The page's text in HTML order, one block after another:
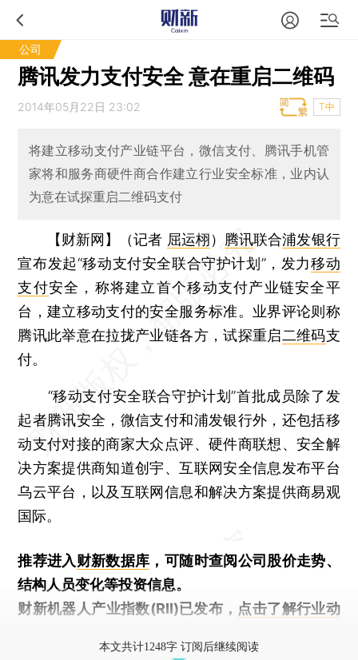
公司
腾讯发力支付安全 意在重启二维码
2014年05月22日 23:02 T中
将建立移动支付产业链平台，微信支付、腾讯手机管
家将和服务商硬件商合作建立行业安全标准，业内认
为意在试探重启二维码支付
【财新网】（记者 屈运栩） 腾讯联合浦发银行
宣布发起“移动支付安全联合守护计划”，发力移动
支付安全，称将建立首个移动支付产业链安全平
台，建立移动支付的安全服务标准。业界评论则称
腾讯此举意在拉拢产业链各方，试探重启二维码支
付。
“移动支付安全联合守护计划”首批成员除了发
起者腾讯安全，微信支付和浦发银行外，还包括移
动支付对接的商家大众点评、硬件商联想、安全解
决方案提供商知道创宇、互联网安全信息发布平台
乌云平台，以及互联网信息和解决方案提供商易观
国际。
推荐进入财新数据库 ，可随时查阅公司股价走势、
结构人员变化等投资信息。
财新机器人产业指数(RII)已发布， 点击了解行业动
本文共计1248字 订阅后继续阅读